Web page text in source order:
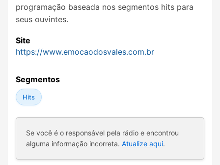
programação baseada nos segmentos hits para
seus ouvintes.
Site
https://www.emocaodosvales.com.br
Segmentos
Hits
Se você é o responsável pela rádio e encontrou
alguma informação incorreta. Atualize aqui.